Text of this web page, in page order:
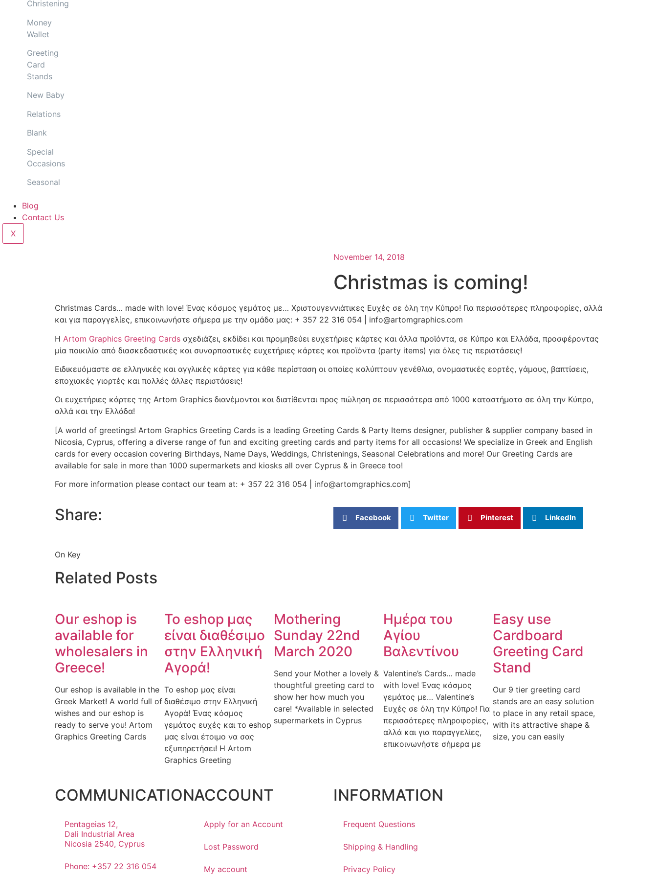
Christening
Money
Wallet
Greeting
Card
Stands
New Baby
Relations
Blank
Special
Occasions
Seasonal
Blog
Contact Us
X
November 14, 2018
Christmas is coming!
Christmas Cards… made with love! Ένας κόσμος γεμάτος με… Χριστουγεννιάτικες Ευχές σε όλη την Κύπρο! Για περισσότερες πληροφορίες, αλλά
και για παραγγελίες, επικοινωνήστε σήμερα με την ομάδα μας: + 357 22 316 054 | info@artomgraphics.com
Η Artom Graphics Greeting Cards σχεδιάζει, εκδίδει και προμηθεύει ευχετήριες κάρτες και άλλα προϊόντα, σε Κύπρο και Ελλάδα, προσφέροντας
μία ποικιλία από διασκεδαστικές και συναρπαστικές ευχετήριες κάρτες και προϊόντα (party items) για όλες τις περιστάσεις!
Ειδικευόμαστε σε ελληνικές και αγγλικές κάρτες για κάθε περίσταση οι οποίες καλύπτουν γενέθλια, ονομαστικές εορτές, γάμους, βαπτίσεις,
εποχιακές γιορτές και πολλές άλλες περιστάσεις!
Οι ευχετήριες κάρτες της Artom Graphics διανέμονται και διατίθενται προς πώληση σε περισσότερα από 1000 καταστήματα σε όλη την Κύπρο,
αλλά και την Ελλάδα!
[Α world of greetings! Artom Graphics Greeting Cards is a leading Greeting Cards & Party Items designer, publisher & supplier company based in
Nicosia, Cyprus, offering a diverse range of fun and exciting greeting cards and party items for all occasions! We specialize in Greek and English
cards for every occasion covering Birthdays, Name Days, Weddings, Christenings, Seasonal Celebrations and more! Our Greeting Cards are
available for sale in more than 1000 supermarkets and kiosks all over Cyprus & in Greece too!
For more information please contact our team at: + 357 22 316 054 | info@artomgraphics.com]
Share: Facebook Twitter Pinterest LinkedIn
On Key
Related Posts
Our eshop is
available for
wholesalers in
Greece!
Our eshop is available in the
Greek Market! A world full of
wishes and our eshop is
ready to serve you! Artom
Graphics Greeting Cards
Το eshop μας
είναι διαθέσιμο
στην Ελληνική
Αγορά!
Το eshop μας είναι
διαθέσιμο στην Ελληνική
Αγορά! Ένας κόσμος
γεμάτος ευχές και το eshop
μας είναι έτοιμο να σας
εξυπηρετήσει! Η Artom
Graphics Greeting
Mothering
Sunday 22nd
March 2020
Send your Mother a lovely &
thoughtful greeting card to
show her how much you
care! *Available in selected
supermarkets in Cyprus
Ημέρα του
Αγίου
Βαλεντίνου
Valentine’s Cards… made
with love! Ένας κόσμος
γεμάτος με… Valentine’s
Ευχές σε όλη την Κύπρο! Για
περισσότερες πληροφορίες,
αλλά και για παραγγελίες,
επικοινωνήστε σήμερα με
Easy use
Cardboard
Greeting Card
Stand
Our 9 tier greeting card
stands are an easy solution
to place in any retail space,
with its attractive shape &
size, you can easily
COMMUNICATION
Pentageias 12,
Dali Industrial Area
Nicosia 2540, Cyprus
Phone: +357 22 316 054
ACCOUNT
Apply for an Account
Lost Password
My account
INFORMATION
Frequent Questions
Shipping & Handling
Privacy Policy